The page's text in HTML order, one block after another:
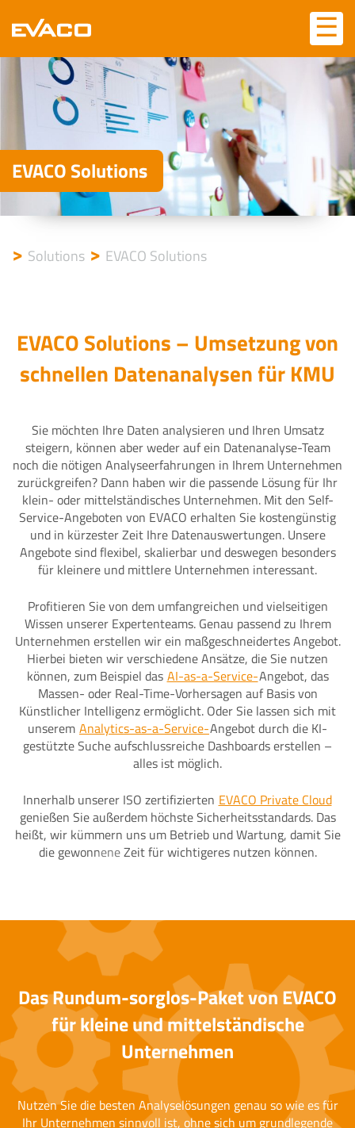
☰
☰
EVACO Solutions
> Solutions > EVACO Solutions
EVACO Solutions – Umsetzung von
schnellen Datenanalysen für KMU
Sie möchten Ihre Daten analysieren und Ihren Umsatz
steigern, können aber weder auf ein Datenanalyse-Team
noch die nötigen Analyseerfahrungen in Ihrem Unternehmen
zurückgreifen? Dann haben wir die passende Lösung für Ihr
klein- oder mittelständisches Unternehmen. Mit den Self-
Service-Angeboten von EVACO erhalten Sie kostengünstig
und in kürzester Zeit Ihre Datenauswertungen. Unsere
Angebote sind flexibel, skalierbar und deswegen besonders
für kleinere und mittlere Unternehmen interessant.
Profitieren Sie von dem umfangreichen und vielseitigen
Wissen unserer Expertenteams. Genau passend zu Ihrem
Unternehmen erstellen wir ein maßgeschneidertes Angebot.
Hierbei bieten wir verschiedene Ansätze, die Sie nutzen
können, zum Beispiel das AI-as-a-Service-Angebot, das
Massen- oder Real-Time-Vorhersagen auf Basis von
Künstlicher Intelligenz ermöglicht. Oder Sie lassen sich mit
unserem Analytics-as-a-Service-Angebot durch die KI-
gestützte Suche aufschlussreiche Dashboards erstellen –
alles ist möglich.
Innerhalb unserer ISO zertifizierten EVACO Private Cloud
genießen Sie außerdem höchste Sicherheitsstandards. Das
heißt, wir kümmern uns um Betrieb und Wartung, damit Sie
die gewonnene Zeit für wichtigeres nutzen können.
Das Rundum-sorglos-Paket von EVACO
für kleine und mittelständische
Unternehmen
Nutzen Sie die besten Analyselösungen genau so wie es für
Ihr Unternehmen sinnvoll ist, ohne sich um grundlegende